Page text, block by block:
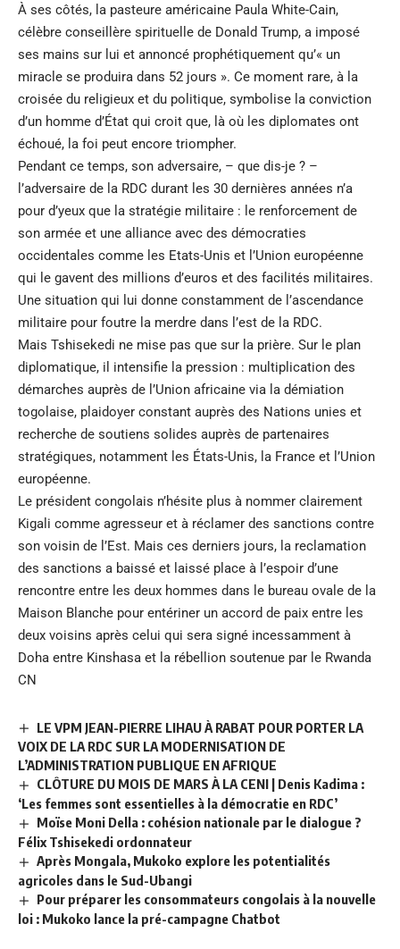
À ses côtés, la pasteure américaine Paula White-Cain,
célèbre conseillère spirituelle de Donald Trump, a imposé
ses mains sur lui et annoncé prophétiquement qu’« un
miracle se produira dans 52 jours ». Ce moment rare, à la
croisée du religieux et du politique, symbolise la conviction
d’un homme d’État qui croit que, là où les diplomates ont
échoué, la foi peut encore triompher.
Pendant ce temps, son adversaire, – que dis-je ? –
l’adversaire de la RDC durant les 30 dernières années n’a
pour d’yeux que la stratégie militaire : le renforcement de
son armée et une alliance avec des démocraties
occidentales comme les Etats-Unis et l’Union européenne
qui le gavent des millions d’euros et des facilités militaires.
Une situation qui lui donne constamment de l’ascendance
militaire pour foutre la merdre dans l’est de la RDC.
Mais Tshisekedi ne mise pas que sur la prière. Sur le plan
diplomatique, il intensifie la pression : multiplication des
démarches auprès de l’Union africaine via la démiation
togolaise, plaidoyer constant auprès des Nations unies et
recherche de soutiens solides auprès de partenaires
stratégiques, notamment les États-Unis, la France et l’Union
européenne.
Le président congolais n’hésite plus à nommer clairement
Kigali comme agresseur et à réclamer des sanctions contre
son voisin de l’Est. Mais ces derniers jours, la reclamation
des sanctions a baissé et laissé place à l’espoir d’une
rencontre entre les deux hommes dans le bureau ovale de la
Maison Blanche pour entériner un accord de paix entre les
deux voisins après celui qui sera signé incessamment à
Doha entre Kinshasa et la rébellion soutenue par le Rwanda
CN
LE VPM JEAN-PIERRE LIHAU À RABAT POUR PORTER LA
VOIX DE LA RDC SUR LA MODERNISATION DE
L’ADMINISTRATION PUBLIQUE EN AFRIQUE
CLÔTURE DU MOIS DE MARS À LA CENI | Denis Kadima :
‘Les femmes sont essentielles à la démocratie en RDC’
Moïse Moni Della : cohésion nationale par le dialogue ?
Félix Tshisekedi ordonnateur
Après Mongala, Mukoko explore les potentialités
agricoles dans le Sud-Ubangi
Pour préparer les consommateurs congolais à la nouvelle
loi : Mukoko lance la pré-campagne Chatbot